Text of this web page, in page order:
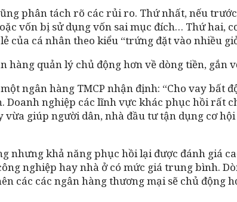
phân tách rõ các rủi ro. Thứ nhất, nếu
vốn bị sử dụng vốn sai mục đích… Thứ hai,
của cá nhân theo kiểu “trứng đặt vào nhiều
quản lý chủ động hơn về dòng tiền, gắn
ngân hàng TMCP nhận định: “Cho vay bất
Doanh nghiệp các lĩnh vực khác phục hồi rất
giúp người dân, nhà đầu tư tận dụng cơ
khả năng phục hồi lại được đánh giá
nghiệp hay nhà ở có mức giá trung bình.
các các ngân hàng thương mại sẽ chủ động